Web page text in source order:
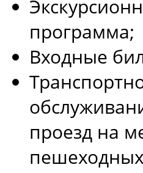
программа;
Входные
проезд на
пешеходных